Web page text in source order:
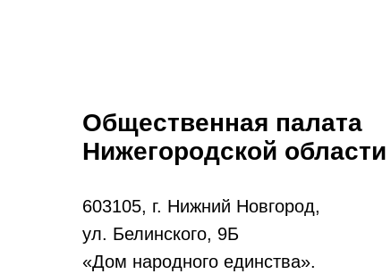
Общественная палата
Нижегородской области
603105, г. Нижний Новгород,
ул. Белинского, 9Б
«Дом народного единства».